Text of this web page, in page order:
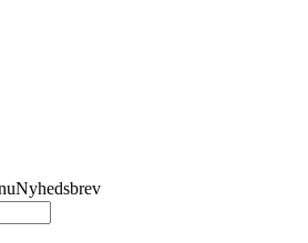
Nyhedsbrev